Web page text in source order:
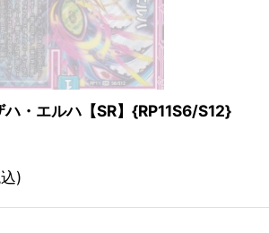
ハ・エルハ【SR】{RP11S6/S12}
)